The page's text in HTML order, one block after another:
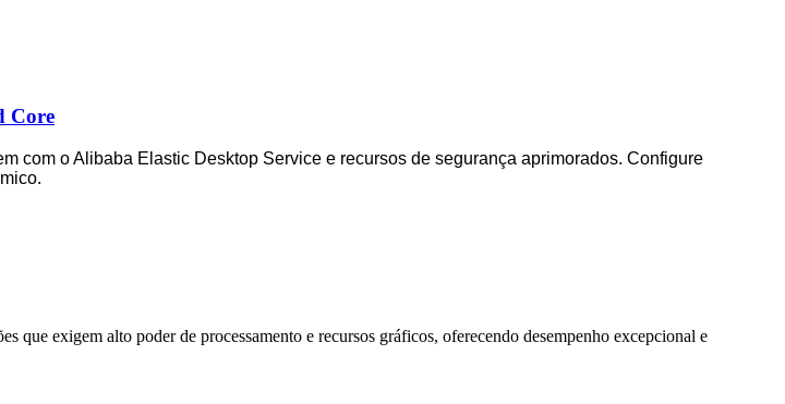
Core
com o Alibaba Elastic Desktop Service e recursos de segurança aprimorados. Configure
que exigem alto poder de processamento e recursos gráficos, oferecendo desempenho excepcional e